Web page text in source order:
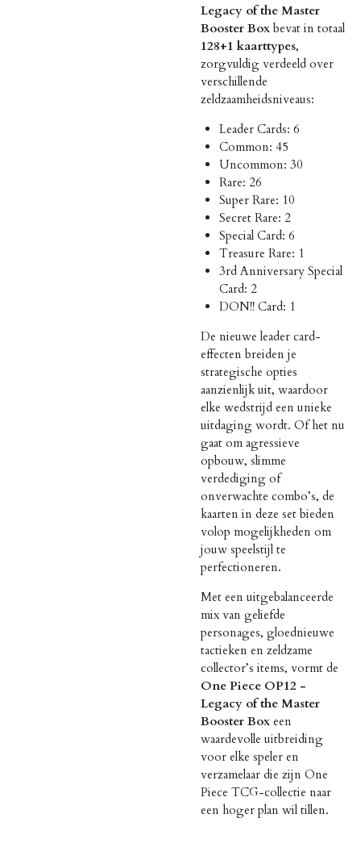
Legacy of the Master
Booster Box bevat in totaal
128+1 kaarttypes,
zorgvuldig verdeeld over
verschillende
zeldzaamheidsniveaus:
Leader Cards: 6
Common: 45
Uncommon: 30
Rare: 26
Super Rare: 10
Secret Rare: 2
Special Card: 6
Treasure Rare: 1
3rd Anniversary Special
Card: 2
DON!! Card: 1
De nieuwe leader card-
effecten breiden je
strategische opties
aanzienlijk uit, waardoor
elke wedstrijd een unieke
uitdaging wordt. Of het nu
gaat om agressieve
opbouw, slimme
verdediging of
onverwachte combo’s, de
kaarten in deze set bieden
volop mogelijkheden om
jouw speelstijl te
perfectioneren.
Met een uitgebalanceerde
mix van geliefde
personages, gloednieuwe
tactieken en zeldzame
collector’s items, vormt de
One Piece OP12 -
Legacy of the Master
Booster Box een
waardevolle uitbreiding
voor elke speler en
verzamelaar die zijn One
Piece TCG-collectie naar
een hoger plan wil tillen.